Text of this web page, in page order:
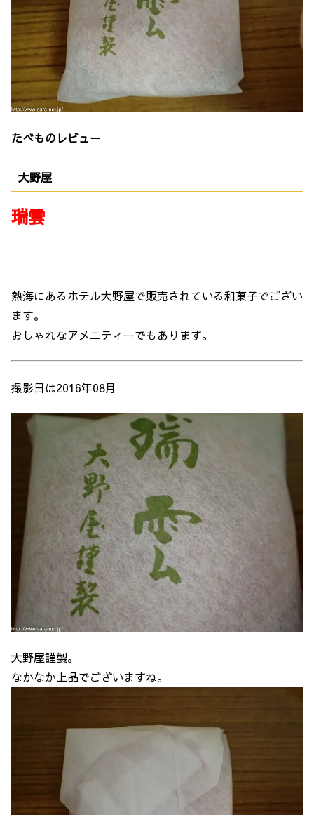
たべものレビュー
大野屋
瑞雲
熱海にあるホテル大野屋で販売されている和菓子でござい
ます。
おしゃれなアメニティーでもあります。
撮影日は2016年08月
大野屋謹製。
なかなか上品でございますね。